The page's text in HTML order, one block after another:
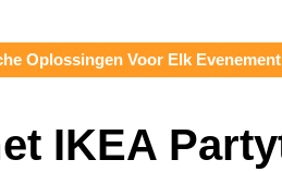
Oplossingen Voor Elk Evenement
IKEA